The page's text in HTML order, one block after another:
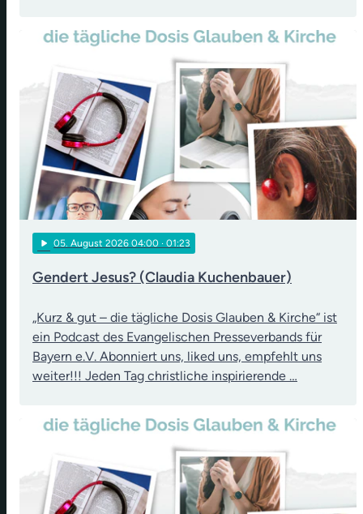
play_arrow 05. August 2026 04:00 · 01:23
Gendert Jesus? (Claudia Kuchenbauer)
„Kurz & gut – die tägliche Dosis Glauben & Kirche“ ist
ein Podcast des Evangelischen Presseverbands für
Bayern e.V. Abonniert uns, liked uns, empfehlt uns
weiter!!! Jeden Tag christliche inspirierende …